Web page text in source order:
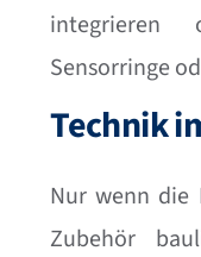
Sensorringe
Technik
Nur wenn die
Zubehör